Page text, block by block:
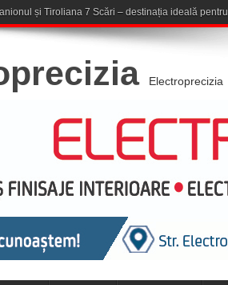
în aer liber la Komeea Café & G
Electroprecizia